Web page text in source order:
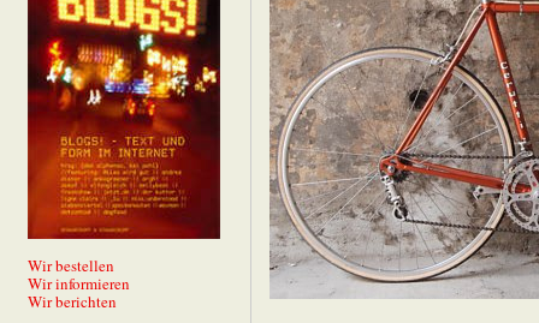
Wir bestellen
Wir informieren
Wir berichten